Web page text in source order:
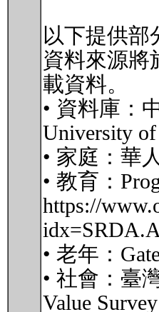
以下提供部
資料來源將
載資料。
• 資料庫：
University of
• 家庭：華
• 教育：
https://
• 老年：
• 社會：臺
Value